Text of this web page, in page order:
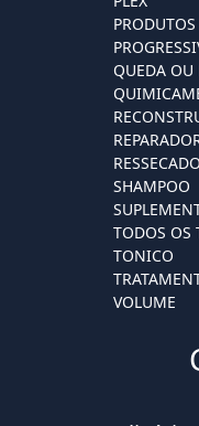
QUEDA OU
SHAMPOO
TODOS OS
TONICO
VOLUME